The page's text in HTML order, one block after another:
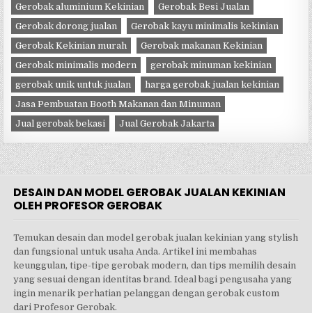
Gerobak aluminium Kekinian
Gerobak Besi Jualan
Gerobak dorong jualan
Gerobak kayu minimalis kekinian
Gerobak Kekinian murah
Gerobak makanan Kekinian
Gerobak minimalis modern
gerobak minuman kekinian
gerobak unik untuk jualan
harga gerobak jualan kekinian
Jasa Pembuatan Booth Makanan dan Minuman
Jual gerobak bekasi
Jual Gerobak Jakarta
DESAIN DAN MODEL GEROBAK JUALAN KEKINIAN
OLEH PROFESOR GEROBAK
Temukan desain dan model gerobak jualan kekinian yang stylish
dan fungsional untuk usaha Anda. Artikel ini membahas
keunggulan, tipe-tipe gerobak modern, dan tips memilih desain
yang sesuai dengan identitas brand. Ideal bagi pengusaha yang
ingin menarik perhatian pelanggan dengan gerobak custom
dari Profesor Gerobak.